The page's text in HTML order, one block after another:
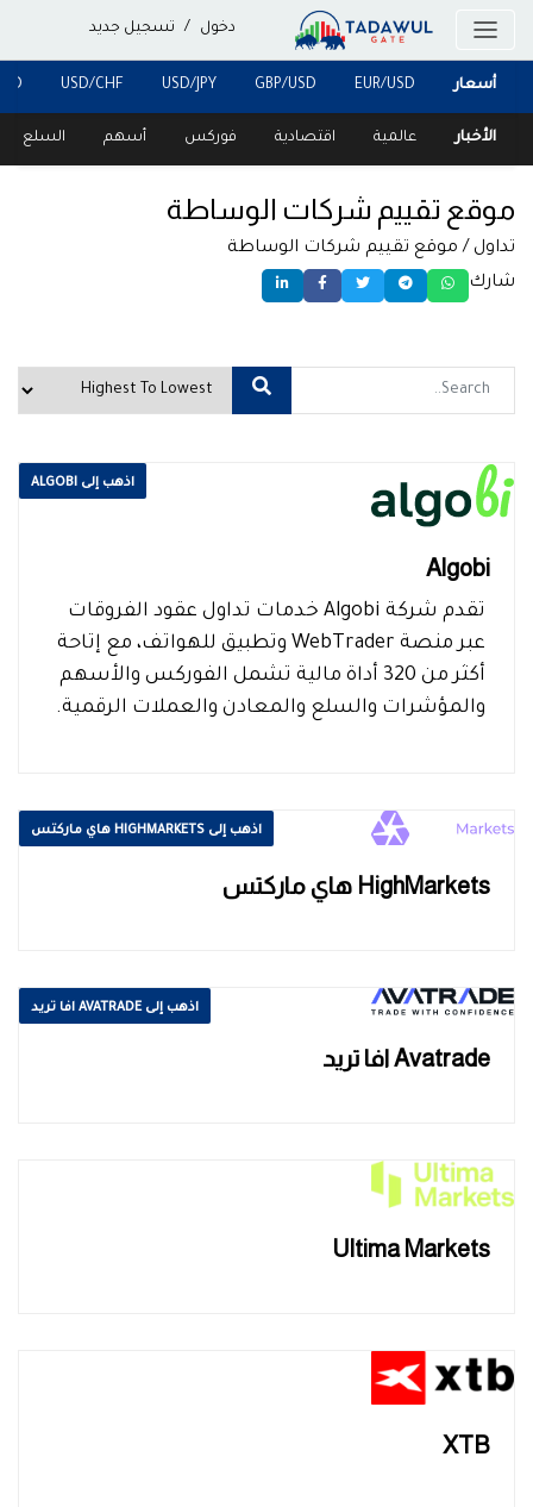
دخول / تسجيل جديد
أسعار EUR/USD
GBP/USD
USD/JPY
USD/CHF
الأخبار عالمية اقتصادية فوركس أسهم السلع
موقع تقييم شركات الوساطة
تداول / موقع تقييم شركات الوساطة
شارك
اذهب إلى ALGOBI
Algobi
تقدم شركة Algobi خدمات تداول عقود الفروقات
عبر منصة WebTrader وتطبيق للهواتف، مع إتاحة
أكثر من 320 أداة مالية تشمل الفوركس والأسهم
والمؤشرات والسلع والمعادن والعملات الرقمية.
اذهب إلى HIGHMARKETS هاي ماركتس
HighMarkets هاي ماركتس
اذهب إلى AVATRADE افا تريد
Avatrade افا تريد
Ultima Markets
XTB